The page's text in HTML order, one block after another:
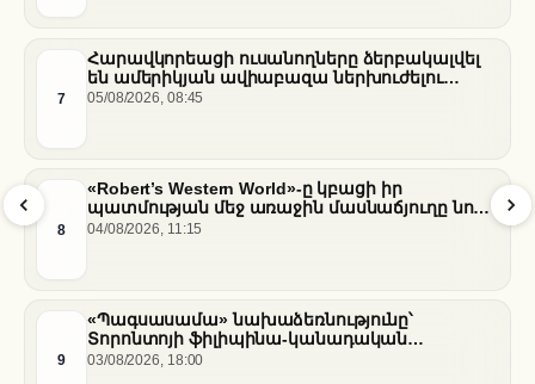
7
Հարավկորեացի ուսանողները ձերբակալվել
են ամերիկյան ավիաբազա ներխուժելու
համար
05/08/2026, 08:45
8
«Robert’s Western World»-ը կբացի իր
պատմության մեջ առաջին մասնաճյուղը նոր
«Nissan Stadium» մարզադաշտում
04/08/2026, 11:15
9
«Պագսասամա» նախաձեռնությունը՝
Տորոնտոյի ֆիլիպինա-կանադական
արվեստագետների համար
03/08/2026, 18:00